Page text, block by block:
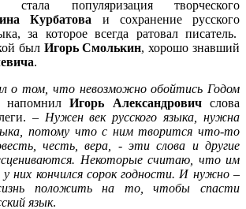
стала популяризация творческого
Курбатова и сохранение русского
за которое всегда ратовал писатель.
был Игорь Смолькин, хорошо знавший
.
о том, что невозможно обойтись Годом
Игорь Александровичслова
– Нужен век русского языка, нужна
потому что с ним творится что-то
честь, вера, - эти слова и другие
Некоторые считаю, что им
них кончился сорок годности. И нужно –
положить на то, чтобы спасти
язык.